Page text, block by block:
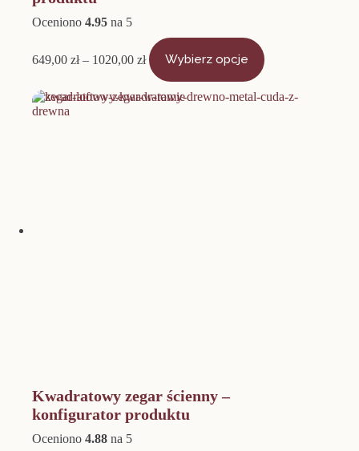
Oceniono 4.95 na 5
649,00 zł – 1020,00 zł
Zakres
cen:
od
do
Wybierz opcje
produkt
wariantów.
Kwadratowy zegar ścienny –
konfigurator produktu
Oceniono 4.88 na 5